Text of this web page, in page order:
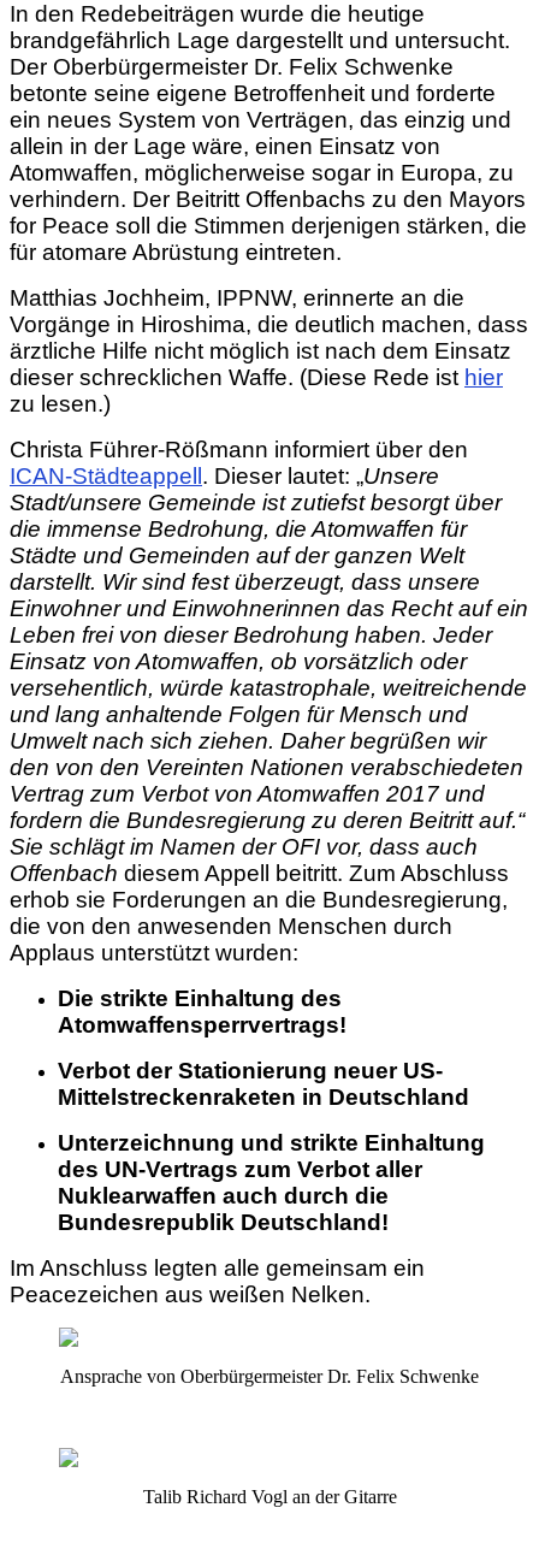
In den Redebeiträgen wurde die heutige
brandgefährlich Lage dargestellt und untersucht.
Der Oberbürgermeister Dr. Felix Schwenke
betonte seine eigene Betroffenheit und forderte
ein neues System von Verträgen, das einzig und
allein in der Lage wäre, einen Einsatz von
Atomwaffen, möglicherweise sogar in Europa, zu
verhindern. Der Beitritt Offenbachs zu den Mayors
for Peace soll die Stimmen derjenigen stärken, die
für atomare Abrüstung eintreten.
Matthias Jochheim, IPPNW, erinnerte an die
Vorgänge in Hiroshima, die deutlich machen, dass
ärztliche Hilfe nicht möglich ist nach dem Einsatz
dieser schrecklichen Waffe. (Diese Rede ist hier
zu lesen.)
Christa Führer-Rößmann informiert über den
ICAN-Städteappell . Dieser lautet: „Unsere
Stadt/unsere Gemeinde ist zutiefst besorgt über
die immense Bedrohung, die Atomwaffen für
Städte und Gemeinden auf der ganzen Welt
darstellt. Wir sind fest überzeugt, dass unsere
Einwohner und Einwohnerinnen das Recht auf ein
Leben frei von dieser Bedrohung haben. Jeder
Einsatz von Atomwaffen, ob vorsätzlich oder
versehentlich, würde katastrophale, weitreichende
und lang anhaltende Folgen für Mensch und
Umwelt nach sich ziehen. Daher begrüßen wir
den von den Vereinten Nationen verabschiedeten
Vertrag zum Verbot von Atomwaffen 2017 und
fordern die Bundesregierung zu deren Beitritt auf.“
Sie schlägt im Namen der OFI vor, dass auch
Offenbach diesem Appell beitritt. Zum Abschluss
erhob sie Forderungen an die Bundesregierung,
die von den anwesenden Menschen durch
Applaus unterstützt wurden:
Die strikte Einhaltung des
Atomwaffensperrvertrags!
Verbot der Stationierung neuer US-
Mittelstreckenraketen in Deutschland
Unterzeichnung und strikte Einhaltung
des UN-Vertrags zum Verbot aller
Nuklearwaffen auch durch die
Bundesrepublik Deutschland!
Im Anschluss legten alle gemeinsam ein
Peacezeichen aus weißen Nelken.
Ansprache von Oberbürgermeister Dr. Felix Schwenke
Talib Richard Vogl an der Gitarre